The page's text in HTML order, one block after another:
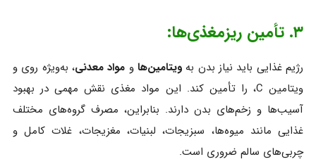
۳. تأمین ریزمغذی‌ها:
رژیم غذایی باید نیاز بدن به ویتامین‌هاو مواد معدنی، به‌ویژه روی و
ویتامین C، را تأمین کند. این مواد مغذی نقش مهمی در بهبود
آسیب‌ها و زخم‌های بدن دارند. بنابراین، مصرف گروه‌های مختلف
غذایی مانند میوه‌ها، سبزیجات، لبنیات، مغزیجات، غلات کامل و
چربی‌های سالم ضروری است.